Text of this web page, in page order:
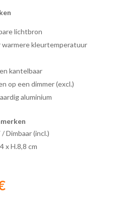
lichtbron
warmere kleurtemperatuur
kantelbaar
op een dimmer (excl.)
aluminium
Dimbaar (incl.)
x H.8,8 cm
Huidige